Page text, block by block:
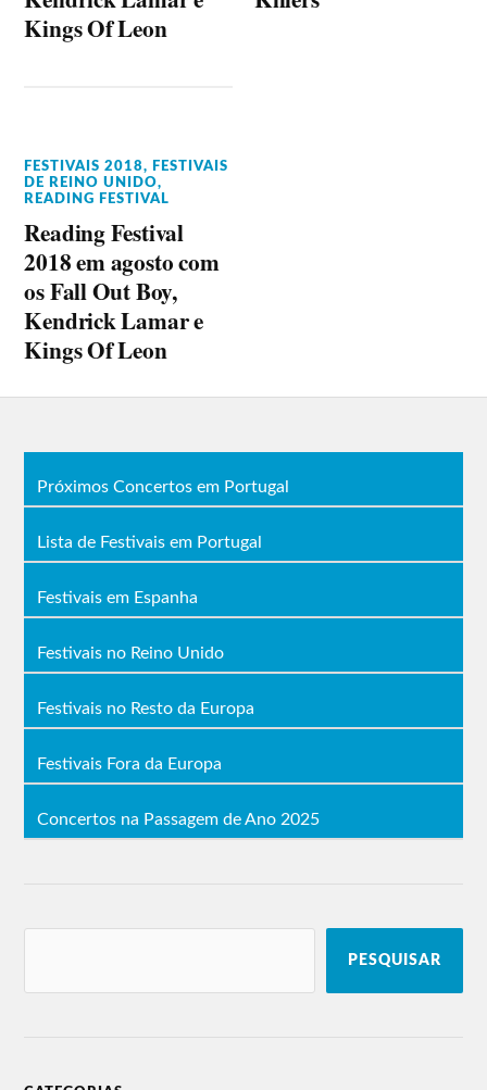
Kings Of Leon
FESTIVAIS 2018,
FESTIVAIS
DE REINO UNIDO,
READING FESTIVAL
Reading Festival
2018 em agosto com
os Fall Out Boy,
Kendrick Lamar e
Kings Of Leon
Próximos Concertos em Portugal
Lista de Festivais em Portugal
Festivais em Espanha
Festivais no Reino Unido
Festivais no Resto da Europa
Festivais Fora da Europa
Concertos na Passagem de Ano 2025
PESQUISAR